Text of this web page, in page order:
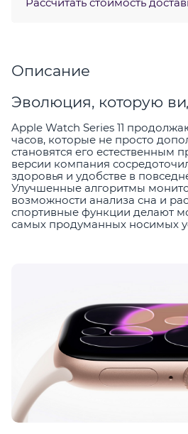
Описание
Эволюция, которую
Apple Watch Series 11
часов, которые не просто
становятся его естественным
версии компания
здоровья и удобстве в
Улучшенные алгоритмы
возможности анализа сна и
спортивные функции делают
самых продуманных носимых